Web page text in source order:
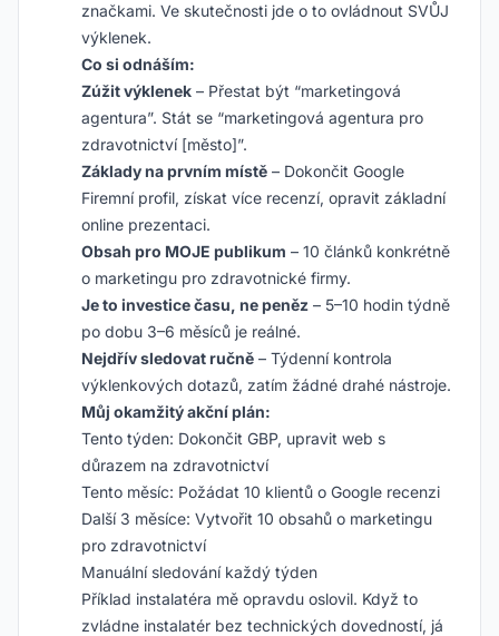
značkami. Ve skutečnosti jde o to ovládnout SVŮJ
výklenek.
Co si odnáším:
Zúžit výklenek – Přestat být “marketingová
agentura”. Stát se “marketingová agentura pro
zdravotnictví [město]”.
Základy na prvním místě – Dokončit Google
Firemní profil, získat více recenzí, opravit základní
online prezentaci.
Obsah pro MOJE publikum – 10 článků konkrétně
o marketingu pro zdravotnické firmy.
Je to investice času, ne peněz – 5–10 hodin týdně
po dobu 3–6 měsíců je reálné.
Nejdřív sledovat ručně – Týdenní kontrola
výklenkových dotazů, zatím žádné drahé nástroje.
Můj okamžitý akční plán:
Tento týden: Dokončit GBP, upravit web s
důrazem na zdravotnictví
Tento měsíc: Požádat 10 klientů o Google recenzi
Další 3 měsíce: Vytvořit 10 obsahů o marketingu
pro zdravotnictví
Manuální sledování každý týden
Příklad instalatéra mě opravdu oslovil. Když to
zvládne instalatér bez technických dovedností, já